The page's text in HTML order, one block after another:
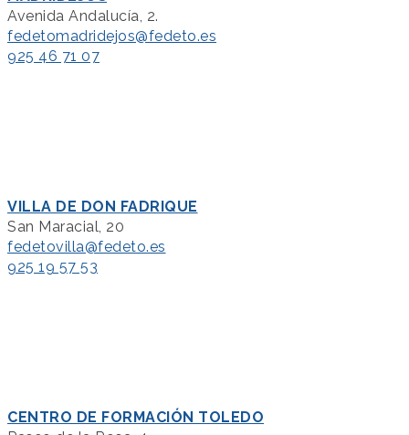
Avenida Andalucía, 2.
fedetomadridejos@fedeto.es
925 46 71 07
VILLA DE DON FADRIQUE
San Maracial, 20
fedetovilla@fedeto.es
925 19 57 53
CENTRO DE FORMACIÓN TOLEDO